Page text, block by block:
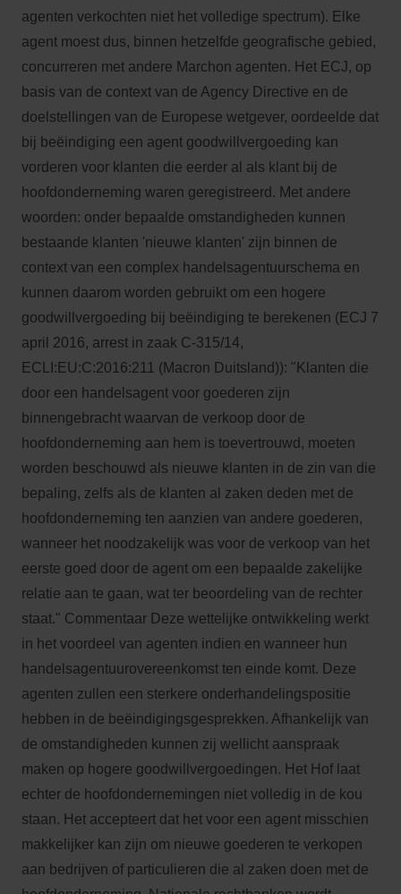
agenten verkochten niet het volledige spectrum). Elke
agent moest dus, binnen hetzelfde geografische gebied,
concurreren met andere Marchon agenten. Het ECJ, op
basis van de context van de Agency Directive en de
doelstellingen van de Europese wetgever, oordeelde dat
bij beëindiging een agent goodwillvergoeding kan
vorderen voor klanten die eerder al als klant bij de
hoofdonderneming waren geregistreerd. Met andere
woorden: onder bepaalde omstandigheden kunnen
bestaande klanten 'nieuwe klanten' zijn binnen de
context van een complex handelsagentuurschema en
kunnen daarom worden gebruikt om een hogere
goodwillvergoeding bij beëindiging te berekenen (ECJ 7
april 2016, arrest in zaak C-315/14,
ECLI:EU:C:2016:211 (Macron Duitsland)): "Klanten die
door een handelsagent voor goederen zijn
binnengebracht waarvan de verkoop door de
hoofdonderneming aan hem is toevertrouwd, moeten
worden beschouwd als nieuwe klanten in de zin van die
bepaling, zelfs als de klanten al zaken deden met de
hoofdonderneming ten aanzien van andere goederen,
wanneer het noodzakelijk was voor de verkoop van het
eerste goed door de agent om een bepaalde zakelijke
relatie aan te gaan, wat ter beoordeling van de rechter
staat." Commentaar Deze wettelijke ontwikkeling werkt
in het voordeel van agenten indien en wanneer hun
handelsagentuurovereenkomst ten einde komt. Deze
agenten zullen een sterkere onderhandelingspositie
hebben in de beëindigingsgesprekken. Afhankelijk van
de omstandigheden kunnen zij wellicht aanspraak
maken op hogere goodwillvergoedingen. Het Hof laat
echter de hoofdondernemingen niet volledig in de kou
staan. Het accepteert dat het voor een agent misschien
makkelijker kan zijn om nieuwe goederen te verkopen
aan bedrijven of particulieren die al zaken doen met de